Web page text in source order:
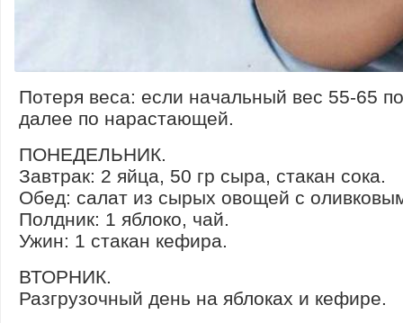
Потеря веса: если начальный вес 55-65
далее по нарастающей.
ПОНЕДЕЛЬНИК.
Завтрак: 2 яйца, 50 гр сыра, стакан сока.
Обед: салат из сырых овощей с
Полдник: 1 яблоко, чай.
Ужин: 1 стакан кефира.
ВТОРНИК.
Разгрузочный день на яблоках и кефире.